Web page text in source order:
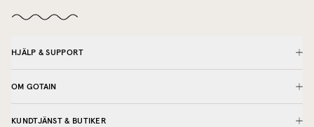
HJÄLP & SUPPORT
OM GOTAIN
KUNDTJÄNST & BUTIKER